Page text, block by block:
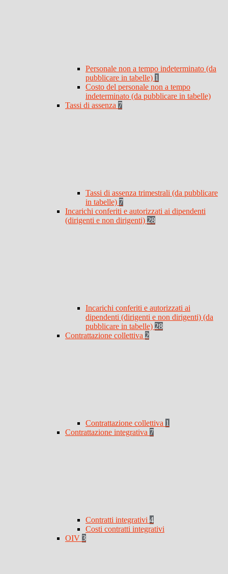
Personale non a tempo indeterminato (da
pubblicare in tabelle) 1
Costo del personale non a tempo
indeterminato (da pubblicare in tabelle)
Tassi di assenza 7
Tassi di assenza trimestrali (da pubblicare
in tabelle) 7
Incarichi conferiti e autorizzati ai dipendenti
(dirigenti e non dirigenti) 28
Incarichi conferiti e autorizzati ai
dipendenti (dirigenti e non dirigenti) (da
pubblicare in tabelle) 28
Contrattazione collettiva 2
Contrattazione collettiva 1
Contrattazione integrativa 7
Contratti integrativi 4
Costi contratti integrativi
OIV 3